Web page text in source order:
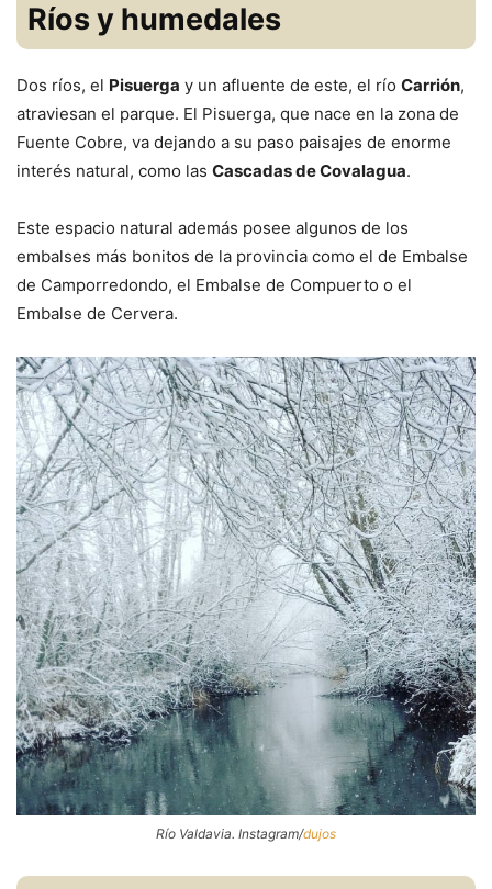
Ríos y humedales
Dos ríos, el Pisuerga y un afluente de este, el río Carrión,
atraviesan el parque. El Pisuerga, que nace en la zona de
Fuente Cobre, va dejando a su paso paisajes de enorme
interés natural, como las Cascadas de Covalagua.
Este espacio natural además posee algunos de los
embalses más bonitos de la provincia como el de Embalse
de Camporredondo, el Embalse de Compuerto o el
Embalse de Cervera.
Río Valdavia. Instagram/dujos